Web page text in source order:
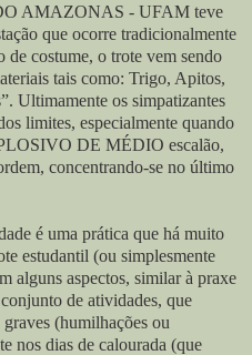
AMAZONAS - UFAM teve
que ocorre tradicionalmente
de costume, o trote vem sendo
tais como: Trigo, Apitos,
Ultimamente os simpatizantes
limites, especialmente quando
DE MÉDIO escalão,
concentrando-se no último
é uma prática que há muito
estudantil (ou simplesmente
alguns aspectos, similar à praxe
de atividades, que
(humilhações ou
nos dias de calourada (que